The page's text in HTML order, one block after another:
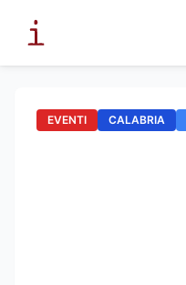
EVENTI CALABRIA